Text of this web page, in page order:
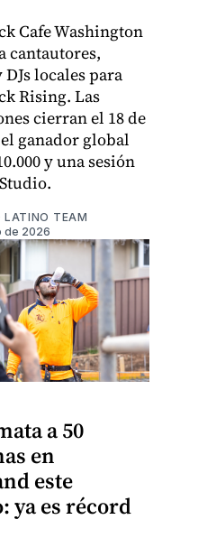
Cafe Washington
cantautores,
DJs locales para
Rising. Las
cierran el 18 de
ganador global
y una sesión
LATINO TEAM
de 2026
a 50
en
este
ya es récord